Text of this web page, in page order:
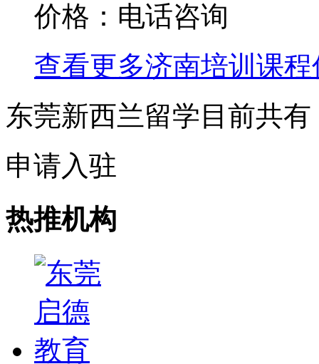
价格：电话咨询
查看更多济南培训课程
东莞新西兰留学目前共有
申请入驻
热推机构